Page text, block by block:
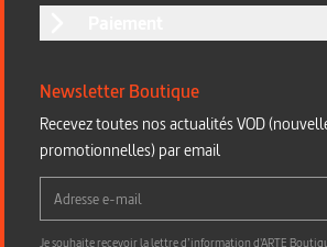
Newsletter Boutique
Recevez toutes nos actualités VOD
promotionnelles) par email
Je souhaite recevoir la lettre d’information d'ARTE